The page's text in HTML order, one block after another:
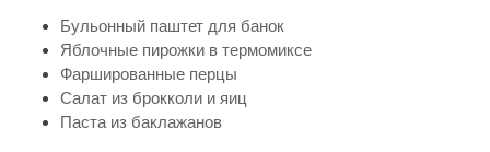
Бульонный паштет для банок
Яблочные пирожки в термомиксе
Фаршированные перцы
Салат из брокколи и яиц
Паста из баклажанов